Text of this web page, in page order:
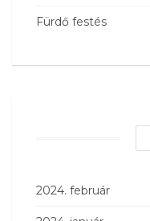
Fürdő festés
2024. február